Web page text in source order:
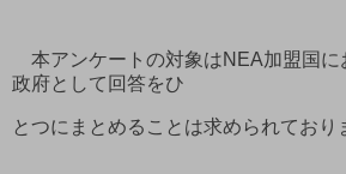
本アンケートの対象はNEA加盟国に
政府として回答をひ
とつにまとめることは求められており